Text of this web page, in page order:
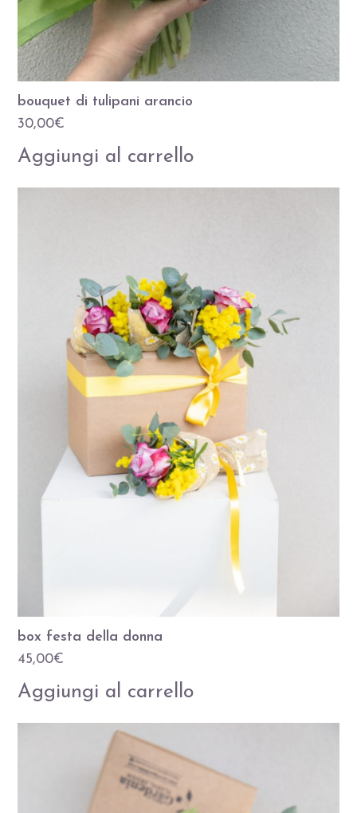
bouquet di tulipani arancio
30,00€
Aggiungi al carrello
box festa della donna
45,00€
Aggiungi al carrello